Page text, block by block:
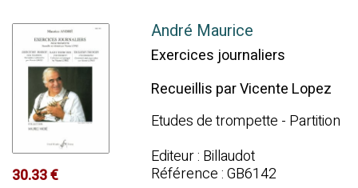
30.33 €
André Maurice
Exercices journaliers
Recueillis par Vicente Lopez
Etudes de trompette - Partition
Editeur : Billaudot
Référence : GB6142